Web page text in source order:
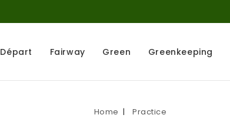
Départ Fairway Green Greenkeeping
Home Practice